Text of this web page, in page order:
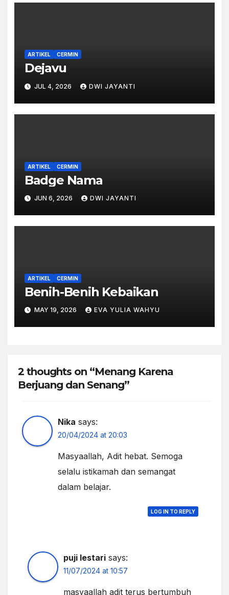
ARTIKEL CERMIN
Dejavu
JUL 4, 2026 DWI JAYANTI
ARTIKEL CERMIN
Badge Nama
JUN 6, 2026 DWI JAYANTI
ARTIKEL CERMIN
Benih-Benih Kebaikan
MAY 19, 2026 EVA YULIA WAHYU
2 thoughts on “Menang Karena
Berjuang dan Senang”
Nika says:
20/04/2024 at 20:03
Masyaallah, Adit hebat. Semoga
selalu istikamah dan semangat
dalam belajar.
LOG IN TO REPLY
puji lestari says:
11/07/2024 at 10:57
masyaallah adit terus bertumbuh